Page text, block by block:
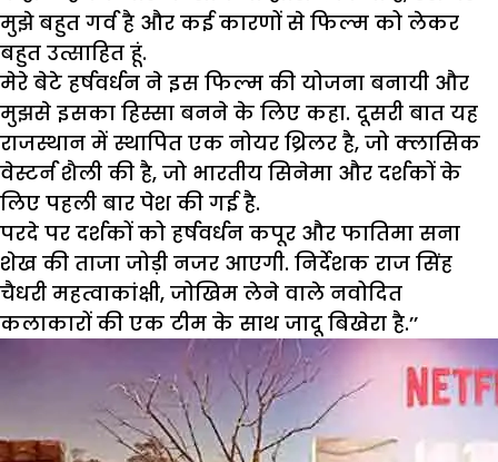
मुझे बहुत गर्व है और कई कारणों से फिल्म को लेकर
बहुत उत्साहित हूं.
मेरे बेटे हर्षवर्धन ने इस फिल्म की योजना बनायी और
मुझसे इसका हिस्सा बनने के लिए कहा. दूसरी बात यह
राजस्थान में स्थापित एक नोयर थ्रिलर है, जो क्लासिक
वेस्टर्न शैली की है, जो भारतीय सिनेमा और दर्शकों के
लिए पहली बार पेश की गई है.
परदे पर दर्शकों को हर्षवर्धन कपूर और फातिमा सना
शेख की ताजा जोड़ी नजर आएगी. निर्देशक राज सिंह
चैधरी महत्वाकांक्षी, जोखिम लेने वाले नवोदित
कलाकारों की एक टीम के साथ जादू बिखेरा है.’’